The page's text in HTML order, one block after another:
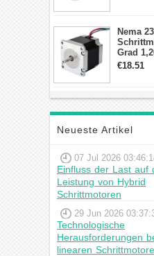
Nema
Grad
2,5V 4
€18.51
Neueste Artikel
07 Jul 2026
Einfluss der Last auf
Leistung von Hybrid
Schrittmotoren
29 Jun 2026
Technologische
Herausforderungen
linearen